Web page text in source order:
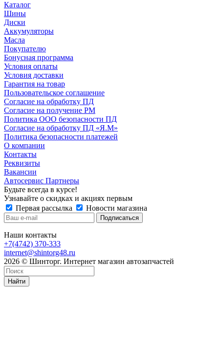
Каталог
Шины
Диски
Аккумуляторы
Масла
Покупателю
Бонусная программа
Условия оплаты
Условия доставки
Гарантия на товар
Пользовательское соглашение
Согласие на обработку ПД
Согласие на получение РМ
Политика ООО безопасности ПД
Согласие на обработку ПД «Я.М»
Политика безопасности платежей
О компании
Контакты
Реквизиты
Вакансии
Автосервис Партнеры
Будьте всегда в курсе!
Узнавайте о скидках и акциях первым
Первая рассылка
Новости магазина
Наши контакты
+7(4742) 370-333
internet@shintorg48.ru
2026 © Шинторг. Интернет магазин автозапчастей
Найти